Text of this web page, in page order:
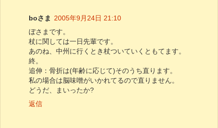
boさま 2005年9月24日 21:10
ぼさまです。
杖に関しては一日先輩です。
あのね、中州に行くとき杖ついていくともてます。
終。
追伸：骨折は(年齢に応じて)そのうち直ります。
私の場合は脳味噌がいかれてるので直りません。
どうだ、まいったか?
返信